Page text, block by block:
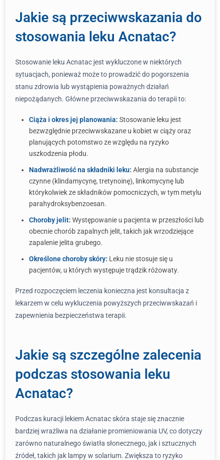
Jakie są przeciwwskazania do
stosowania leku Acnatac?
Stosowanie leku Acnatac jest wykluczone w niektórych
sytuacjach, ponieważ może to prowadzić do pogorszenia
stanu zdrowia lub wystąpienia poważnych działań
niepożądanych. Główne przeciwwskazania do terapii to:
Ciąża i okres jej planowania: Stosowanie leku jest
bezwzględnie przeciwwskazane u kobiet w ciąży oraz
planujących potomstwo ze względu na ryzyko
uszkodzenia płodu.
Nadwrażliwość na składniki leku: Alergia na substancje
czynne (klindamycynę, tretynoinę), linkomycynę lub
którykolwiek ze składników pomocniczych, w tym metylu
parahydroksybenzoesan.
Choroby jelit: Występowanie u pacjenta w przeszłości lub
obecnie chorób zapalnych jelit, takich jak wrzodziejące
zapalenie jelita grubego.
Określone choroby skóry: Leku nie stosuje się u
pacjentów, u których występuje trądzik różowaty.
Przed rozpoczęciem leczenia konieczna jest konsultacja z
lekarzem w celu wykluczenia powyższych przeciwwskazań i
zapewnienia bezpieczeństwa terapii.
Jakie są szczególne zalecenia
podczas stosowania leku
Acnatac?
Podczas kuracji lekiem Acnatac skóra staje się znacznie
bardziej wrażliwa na działanie promieniowania UV, co dotyczy
zarówno naturalnego światła słonecznego, jak i sztucznych
źródeł, takich jak lampy w solarium. Zwiększa to ryzyko